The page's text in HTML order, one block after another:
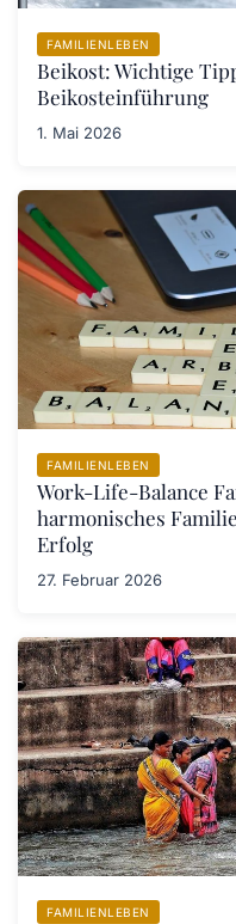
FAMILIENLEBEN
Beikost: Wichtige
Beikosteinführung
1. Mai 2026
FAMILIENLEBEN
Work-Life-Balance
harmonisches
Erfolg
27. Februar 2026
FAMILIENLEBEN